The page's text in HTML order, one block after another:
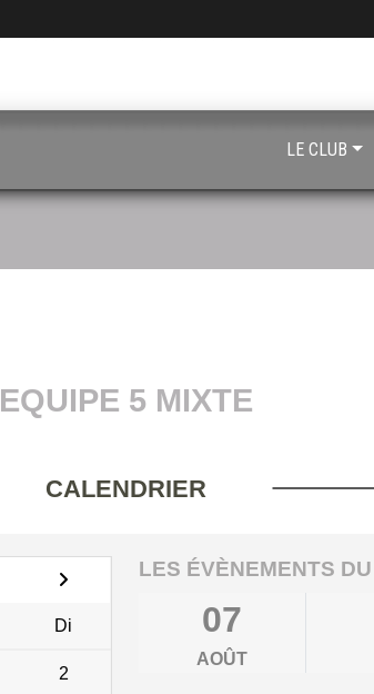
EQUIPE 5 MIXTE
CALENDRIER
Di
2
LES ÉVÈNEMENTS
07
AOÛT
LE CLUB